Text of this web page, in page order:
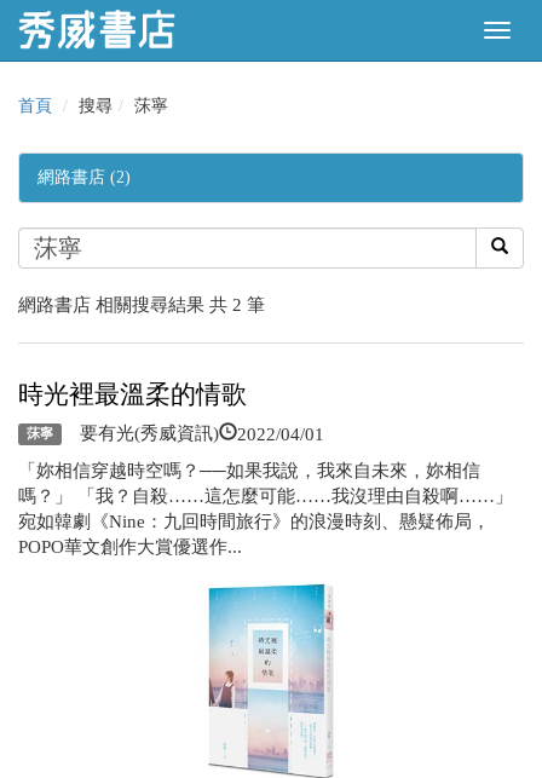
首頁 搜尋 莯寧
網路書店 (2)
網路書店 相關搜尋結果 共 2 筆
時光裡最溫柔的情歌
莯寧 要有光(秀威資訊) 2022/04/01
「妳相信穿越時空嗎？──如果我說，我來自未來，妳相信
嗎？」 「我？自殺……這怎麼可能……我沒理由自殺啊……」
宛如韓劇《Nine：九回時間旅行》的浪漫時刻、懸疑佈局，
POPO華文創作大賞優選作...